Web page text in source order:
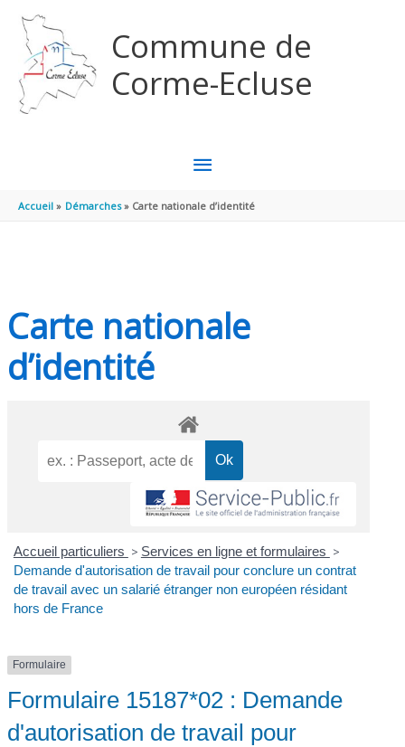
Commune de
Corme-Ecluse
MENU
PRINCIPAL
Accueil Démarches Carte nationale d’identité
Carte nationale
d’identité
Accueil particuliers > Services en ligne et formulaires >
Demande d'autorisation de travail pour conclure un contrat
de travail avec un salarié étranger non européen résidant
hors de France
Formulaire
Formulaire 15187*02 : Demande
d'autorisation de travail pour